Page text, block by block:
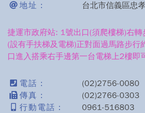
地址： 台北市信義區忠
捷運市政府站: 1號出口(須爬樓梯)右
(設有手扶梯及電梯)正對面過馬路步行
口進入搭乘右手邊第一台電梯上2樓即
電話：
(02)2756-0080
傳真：
(02)2766-0303
行動電話：
0961-516803